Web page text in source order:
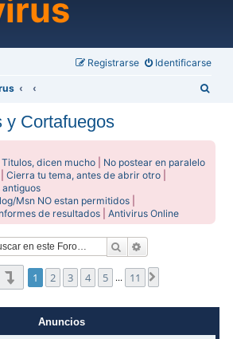
Identificarse
Registrarse
y Cortafuegos
Titulos, dicen mucho
No postear en paralelo
|Cierra tu tema, antes de abrir otro
antiguos
Msn NO estan permitidos
de resultados |Antivirus Online
Buscar
Página1de11
1 2 3 4 5 … 11
Anuncios